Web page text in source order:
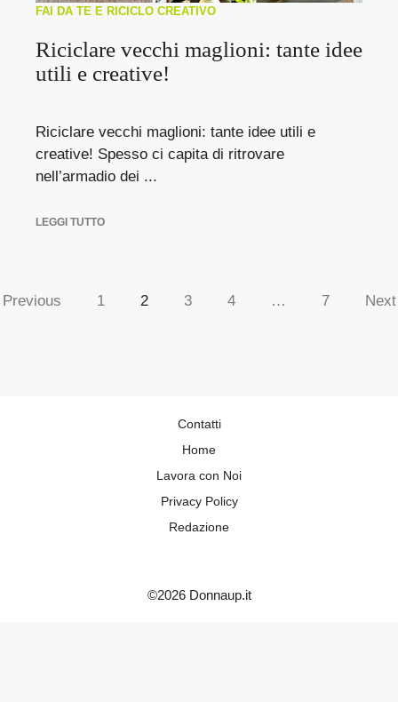
FAI DA TE E RICICLO CREATIVO
Riciclare vecchi maglioni: tante idee
utili e creative!
Riciclare vecchi maglioni: tante idee utili e
creative! Spesso ci capita di ritrovare
nell’armadio dei ...
LEGGI TUTTO
Previous 1 2 3 4 … 7 Next
Contatti
Home
Lavora con Noi
Privacy Policy
Redazione
©2026 Donnaup.it